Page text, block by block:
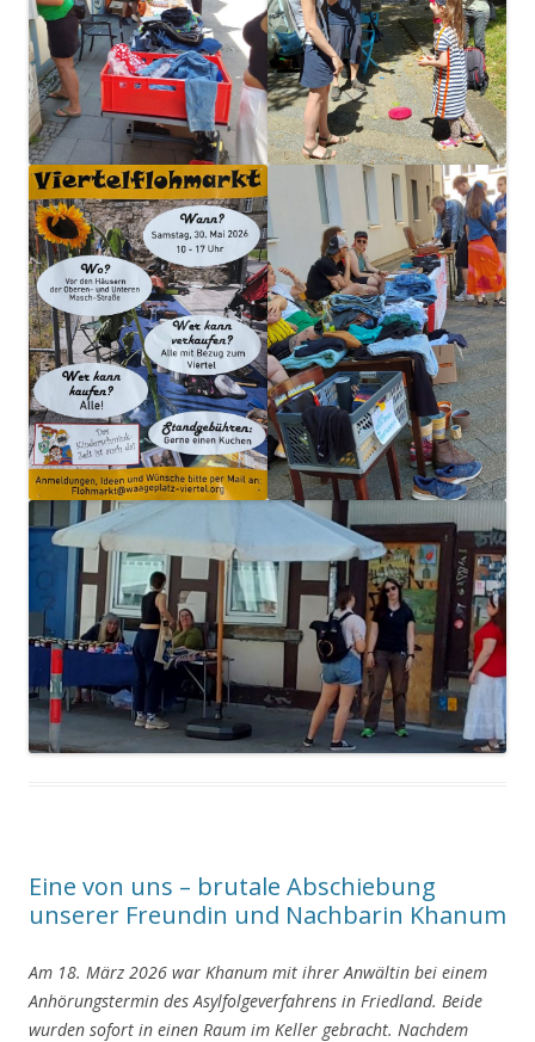
Eine von uns – brutale Abschiebung
unserer Freundin und Nachbarin Khanum
Am 18. März 2026 war Khanum mit ihrer Anwältin bei einem
Anhörungstermin des Asylfolgeverfahrens in Friedland. Beide
wurden sofort in einen Raum im Keller gebracht. Nachdem